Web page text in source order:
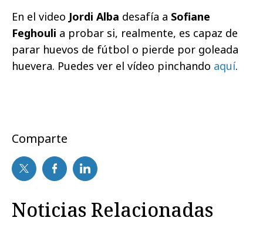
En el video Jordi Alba desafía a Sofiane
Feghouli a probar si, realmente, es capaz de
parar huevos de fútbol o pierde por goleada
huevera. Puedes ver el vídeo pinchando aquí.
Comparte
Noticias Relacionadas